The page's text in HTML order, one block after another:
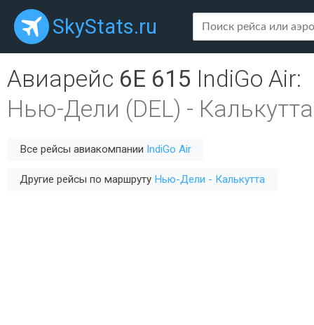
SkyStats.ru
Авиарейс 6E 615 IndiGo Air:
Нью-Дели (DEL) -
Все рейсы авиакомпании IndiGo Air
Другие рейсы по маршруту Нью-Дели - Калькутта